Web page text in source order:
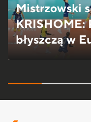
Mistrzowski
KRISHOME:
błyszczą w